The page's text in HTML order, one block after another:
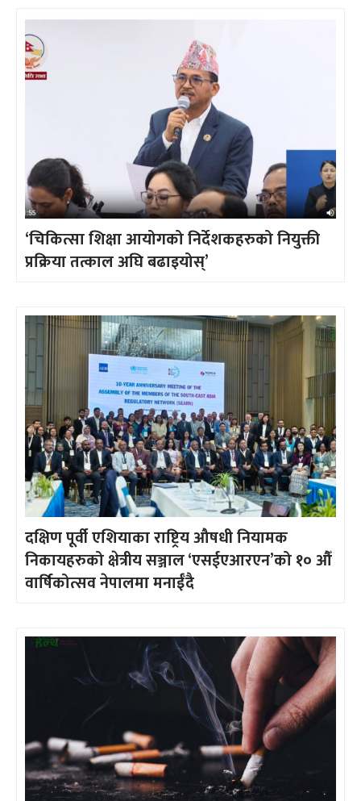
‘चिकित्सा शिक्षा आयोगको निर्देशकहरुको नियुक्ती
प्रक्रिया तत्काल अघि बढाइयोस्’
दक्षिण पूर्वी एशियाका राष्ट्रिय औषधी नियामक
निकायहरुको क्षेत्रीय सञ्जाल ‘एसईएआरएन’को १० औँ
वार्षिकोत्सव नेपालमा मनाईँदै